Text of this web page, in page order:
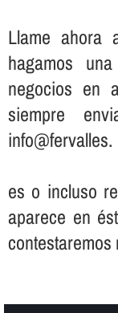
Llame
hagamos
negocios en
siempre
info@fervalles.
es o incluso
aparece en
contestaremos